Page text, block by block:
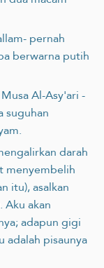
pernah
berwarna putih
Al-Asy'ari -
suguhan
darah
menyembelih
itu), asalkan
akan
adapun gigi
adalah pisaunya